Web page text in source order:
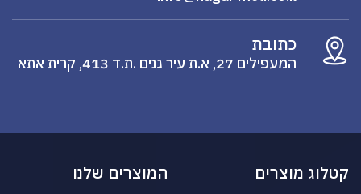
כתובת
המעפילים 27, א.ת עיר גנים .ת.ד 413, קרית אתא
קטלוג מוצרים המוצרים שלנו